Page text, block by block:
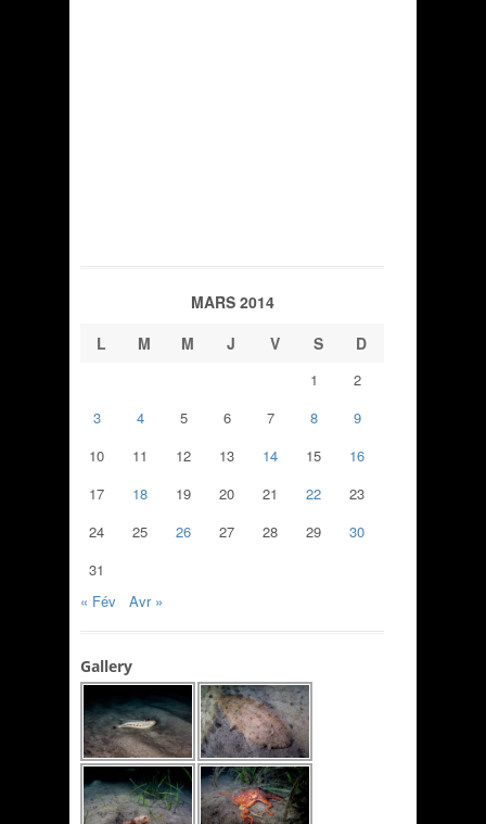
MARS 2014
L
M M J V S D
1
2
3
4 5 6 7 8
9
10
11 12 13 14 15
16
17
18 19 20 21 22
23
24
25 26 27 28 29
30
31
« Fév
Avr »
Gallery